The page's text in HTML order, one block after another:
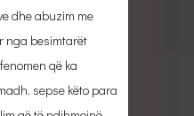
dhe abuzim me
nga besimtarët
që ka
sepse këto para